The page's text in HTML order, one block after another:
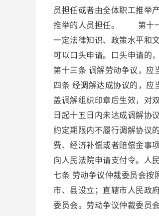
员担任或者由全体职工推举
推举的人员担任。 第十一
一定法律知识、政策水平
可以口头申请。口头申请
第十三条 调解劳动争议，
四条 经调解达成协议的，
盖调解组织印章后生效，
日起十五日内未达成调解
约定期限内不履行调解协
费、经济补偿或者赔偿金事
向人民法院申请支付令
七条 劳动争议仲裁委员会按
市、县设立；直辖市人民政
委员会。劳动争议仲裁委